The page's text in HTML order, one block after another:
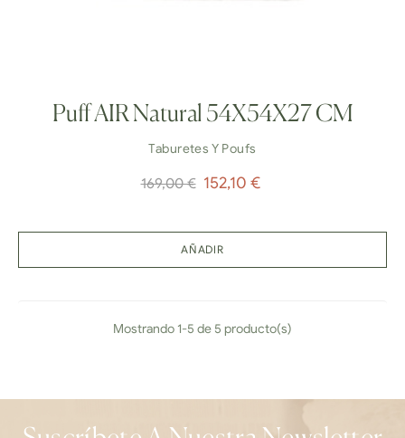
Puff AIR Natural 54X54X27 CM
Taburetes Y Poufs
Precio
169,00 € Precio
152,10 €
AÑADIR
Mostrando 1-5 de 5 producto(s)